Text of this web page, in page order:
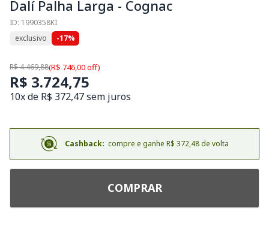
Dalí Palha Larga - Cognac
ID: 1990358KI
exclusivo
-17%
R$ 4.469,88(R$ 746,00 off)
R$ 3.724,75
10x de R$ 372,47 sem juros
Cashback: compre e ganhe R$ 372,48 de volta
COMPRAR